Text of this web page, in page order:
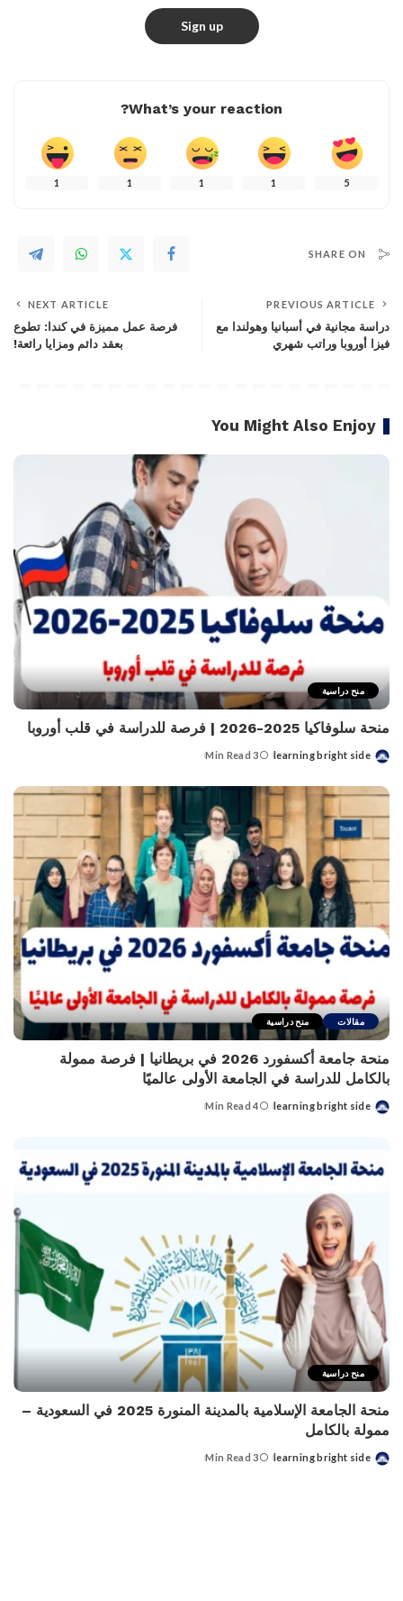
What’s your reaction?
5
1
1
1
1
SHARE ON
PREVIOUS ARTICLE
دراسة مجانية في أسبانيا وهولندا مع
فيزا أوروبا وراتب شهري
NEXT ARTICLE
فرصة عمل مميزة في كندا: تطوع
بعقد دائم ومزايا رائعة!
You Might Also Enjoy
منح دراسية
منحة سلوفاكيا 2025-2026 | فرصة للدراسة في قلب أوروبا
Posted
learning bright side
3 Min Read
مقالات منح دراسية
منحة جامعة أكسفورد 2026 في بريطانيا | فرصة ممولة
بالكامل للدراسة في الجامعة الأولى عالميًا
Posted
learning bright side
4 Min Read
منح دراسية
منحة الجامعة الإسلامية بالمدينة المنورة 2025 في السعودية –
ممولة بالكامل
Posted
learning bright side
3 Min Read